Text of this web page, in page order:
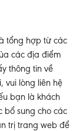
tổng hợp từ các
các địa điểm
thông tin về
vui lòng liên hệ
bạn là khách
bổ sung cho các
trị trang web để